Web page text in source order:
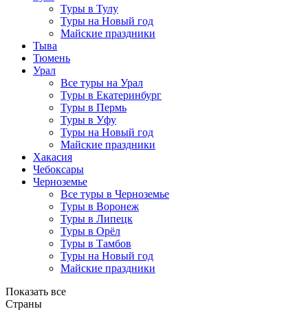
Туры в Тулу
Туры на Новый год
Майские праздники
Тыва
Тюмень
Урал
Все туры на Урал
Туры в Екатеринбург
Туры в Пермь
Туры в Уфу
Туры на Новый год
Майские праздники
Хакасия
Чебоксары
Черноземье
Все туры в Черноземье
Туры в Воронеж
Туры в Липецк
Туры в Орёл
Туры в Тамбов
Туры на Новый год
Майские праздники
Показать все
Страны